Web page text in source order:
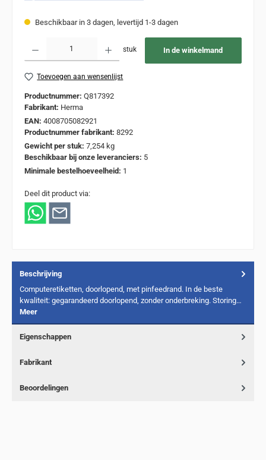
Beschikbaar in 3 dagen, levertijd 1-3 dagen
stuk In de winkelmand
Toevoegen aan wensenlijst
Productnummer: Q817392
Fabrikant: Herma
EAN: 4008705082921
Productnummer fabrikant: 8292
Gewicht per stuk: 7,254 kg
Beschikbaar bij onze leveranciers: 5
Minimale bestelhoeveelheid: 1
Deel dit product via:
Beschrijving
Computeretiketten, doorlopend, met pinfeedrand. In de beste
kwaliteit: gegarandeerd doorlopend, zonder onderbreking. Storing…
Meer
Eigenschappen
Fabrikant
Beoordelingen